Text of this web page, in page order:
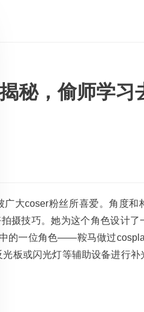
秘，偷师学习
大coser粉丝所喜爱。角度和
摄技巧。她为这个角色设计了
的一位角色——鞍马做过
板或闪光灯等辅助设备进行补